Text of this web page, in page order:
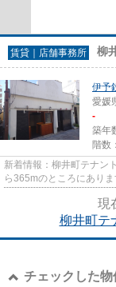
賃貸｜店舗事務所 柳
伊予
愛媛
-
築年
階数
新着情報：柳井町テナン
ら365mのところにあり
現
柳井町テ
チェックした